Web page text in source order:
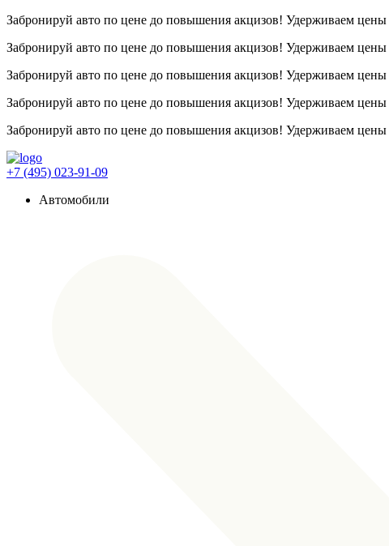
Забронируй авто по цене до повышения акцизов! Удерживаем цены
Забронируй авто по цене до повышения акцизов! Удерживаем цены
Забронируй авто по цене до повышения акцизов! Удерживаем цены
Забронируй авто по цене до повышения акцизов! Удерживаем цены
Забронируй авто по цене до повышения акцизов! Удерживаем цены
+7 (495) 023-91-09
Автомобили